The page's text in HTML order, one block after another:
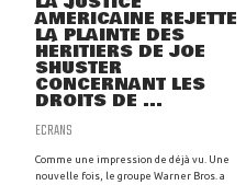
AMÉRICAINE REJETTE
LA PLAINTE DES
HÉRITIERS DE JOE
SHUSTER
CONCERNANT LES
DROITS DE ...
ECRANS
Comme une impression de déjà vu. Une
nouvelle fois, le groupe Warner Bros. a